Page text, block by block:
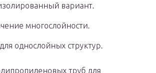
вариант.
многослойности.
однослойных структур.
труб для